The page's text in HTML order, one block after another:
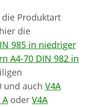
Produktart
die
985 in niedriger
A4-70 DIN 982 in
und auch V4A
oder V4A